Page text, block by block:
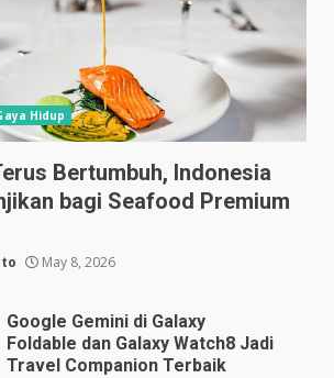
Hidup
Bertumbuh, Indonesia
bagi Seafood Premium
May 8, 2026
Google Gemini di Galaxy
Foldable dan Galaxy Watch8 Jadi
Travel Companion Terbaik